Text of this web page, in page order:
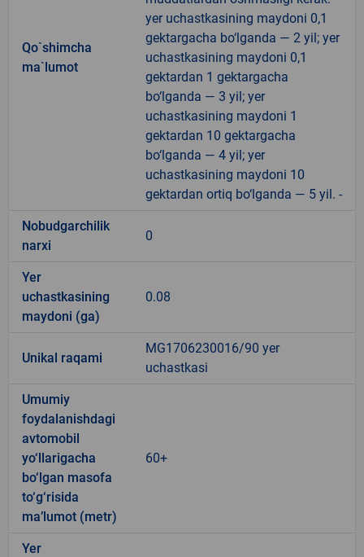
Qo`shimcha
ma`lumot
yer uchastkasining maydoni 0,1
gektargacha bo‘lganda — 2 yil; yer
uchastkasining maydoni 0,1
gektardan 1 gektargacha
bo‘lganda — 3 yil; yer
uchastkasining maydoni 1
gektardan 10 gektargacha
bo‘lganda — 4 yil; yer
uchastkasining maydoni 10
gektardan ortiq bo‘lganda — 5 yil. -
Nobudgarchilik
narxi
0
Yer
uchastkasining
maydoni (ga)
0.08
Unikal raqami
MG1706230016/90 yer
uchastkasi
Umumiy
foydalanishdagi
avtomobil
yo‘llarigacha
bo‘lgan masofa
to‘g‘risida
ma’lumot (metr)
60+
Yer